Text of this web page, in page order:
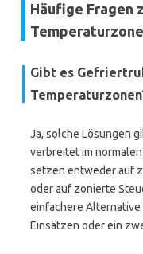
Häufige Fragen
Gibt es
Ja, solche Lösungen
verbreitet im
setzen entweder auf
oder auf zonierte
einfachere
Einsätzen oder ein